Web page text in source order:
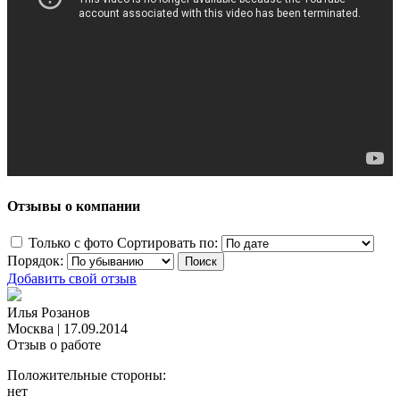
Отзывы о компании
Только с фото Сортировать по:
Порядок:
Добавить свой отзыв
Илья Розанов
Москва | 17.09.2014
Отзыв о работе
Положительные стороны:
нет